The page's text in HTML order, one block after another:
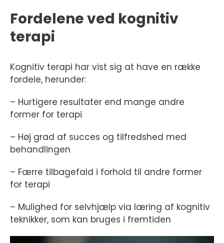
Fordelene ved kognitiv
terapi
Kognitiv terapi har vist sig at have en række
fordele, herunder:
– Hurtigere resultater end mange andre
former for terapi
– Høj grad af succes og tilfredshed med
behandlingen
– Færre tilbagefald i forhold til andre former
for terapi
– Mulighed for selvhjælp via læring af kognitiv
teknikker, som kan bruges i fremtiden